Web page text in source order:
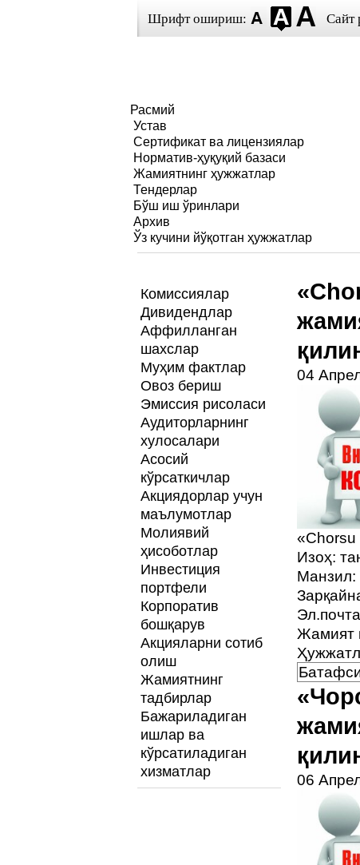
Шрифт ошириш: Сайт
Расмий
Устав
Сертификат ва лицензиялар
Норматив-ҳуқуқий базаси
Жамиятнинг ҳужжатлар
Тендерлар
Бўш иш ўринлари
Архив
Ўз кучини йўқотган ҳужжатлар
Комиссиялар
Дивидендлар
Аффилланган
шахслар
Муҳим фактлар
Овоз бериш
Эмиссия рисоласи
Аудиторларнинг
хулосалари
Асосий
кўрсаткичлар
Акциядорлар учун
маълумотлар
Молиявий
ҳисоботлар
Инвестиция
портфели
Корпоратив
бошқарув
Акцияларни сотиб
олиш
Жамиятнинг
тадбирлар
Бажариладиган
ишлар ва
кўрсатиладиган
хизматлар
04
«Chorsu
Изоҳ:
Манзил:
Жамият
06